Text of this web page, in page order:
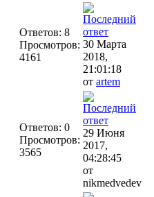
Ответов: 8
Просмотров:
4161
30 Марта
2018,
21:01:18
от artem
Ответов: 0
Просмотров:
3565
29 Июня
2017,
04:28:45
от
nikmedvedev